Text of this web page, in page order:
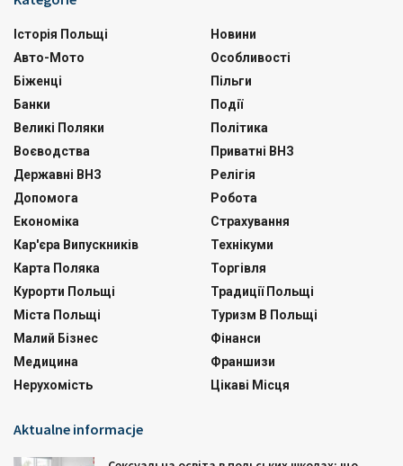
Історія Польщі
Авто-Мото
Біженці
Банки
Великі Поляки
Воєводства
Державні ВНЗ
Допомога
Економіка
Кар'єра Випускників
Карта Поляка
Курорти Польщі
Міста Польщі
Малий Бізнес
Медицина
Нерухомість
Новини
Особливості
Пільги
Події
Політика
Приватні ВНЗ
Релігія
Робота
Страхування
Технікуми
Торгівля
Традиції Польщі
Туризм В Польщі
Фінанси
Франшизи
Цікаві Місця
Aktualne informacje